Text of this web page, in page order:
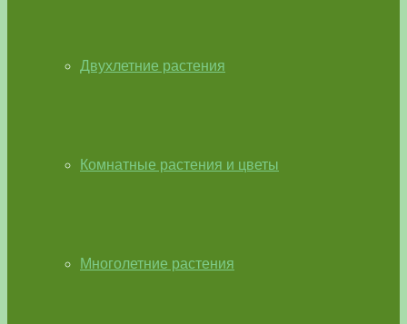
Двухлетние растения
Комнатные растения и цветы
Многолетние растения